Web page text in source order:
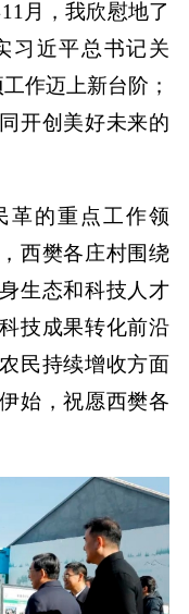
月，我欣慰地了
习近平总书记关
作迈上新台阶；
开创美好未来的
革的重点工作领
西樊各庄村围绕
生态和科技人才
技成果转化前沿
民持续增收方面
始，祝愿西樊各